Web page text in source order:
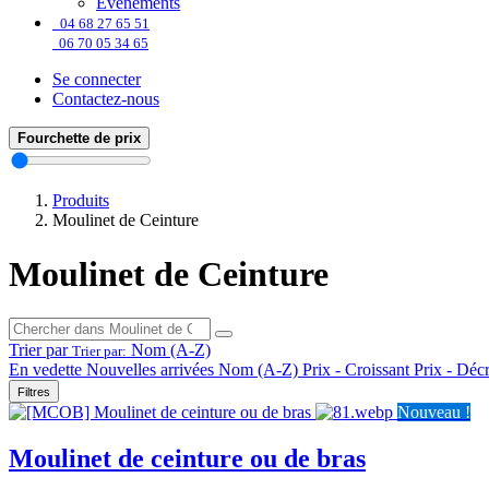
04 68 27 65 51
06 70 05 34 65
Se connecter
Contactez-nous
Fourchette de prix
Produits
Moulinet de Ceinture
Moulinet de Ceinture
Trier par Trier par: Nom (A-Z)
En vedette Nouvelles arrivées Nom (A-Z) Prix - Croissant Prix -
Filtres
Nouveau !
Moulinet de ceinture ou de bras